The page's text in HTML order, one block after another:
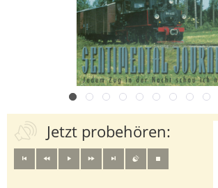
Jetzt probehören: